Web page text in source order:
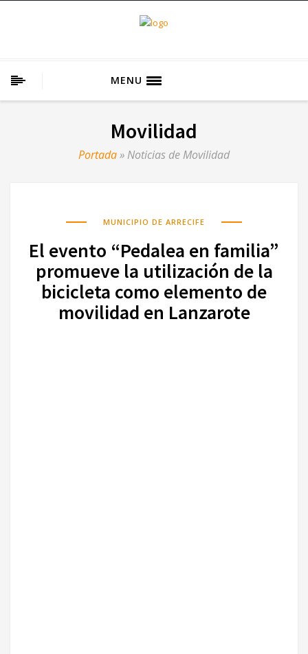
MENU
Movilidad
Portada» Noticias de Movilidad
MUNICIPIO DE ARRECIFE
El evento “Pedalea en familia”
promueve la utilización de la
bicicleta como elemento de
movilidad en Lanzarote